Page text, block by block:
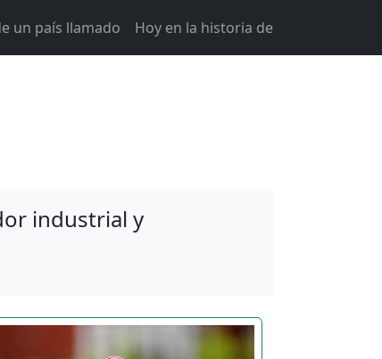
un país llamado Hoy en la historia de
industrial y